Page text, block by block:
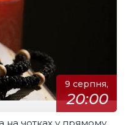
9 серпня,
20:00